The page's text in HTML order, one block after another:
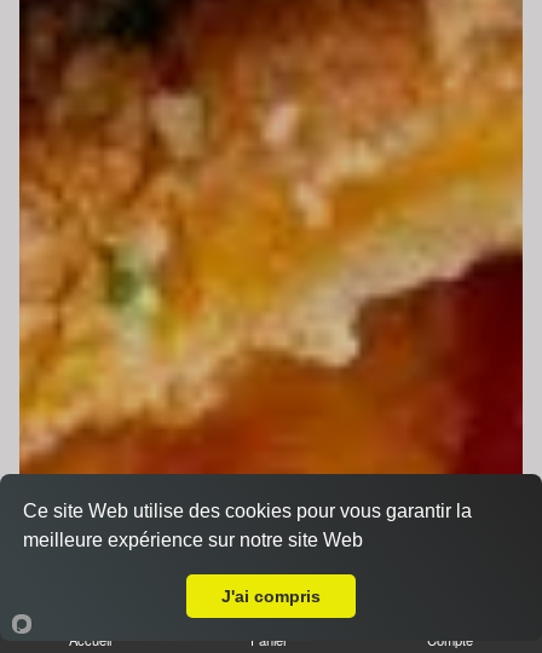
Accueil Panier Compte
Ce site Web utilise des cookies pour vous garantir la
meilleure expérience sur notre site Web
J'ai compris